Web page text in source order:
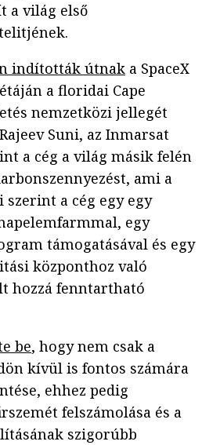
a világ első
indították útnak a SpaceX
a floridai Cape
nemzetközi jellegét
Suni, az Inmarsat
a cég a világ másik felén
ami a
a cég egy egy
egy
támogatásával és egy
központhoz való
hozzá fenntartható
be, hogy nem csak a
kívül is fontos számára
ehhez pedig
felszámolása és a
szigorúbb